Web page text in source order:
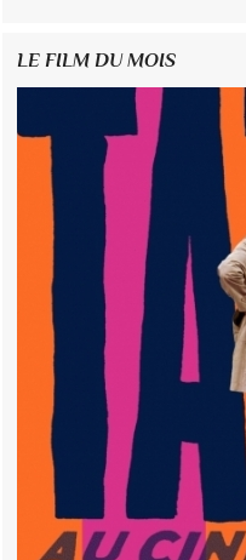
LE FILM DU MOIS